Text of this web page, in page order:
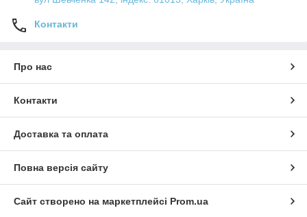
Контакти
Про нас
Контакти
Доставка та оплата
Повна версія сайту
Сайт створено на маркетплейсі Prom.ua